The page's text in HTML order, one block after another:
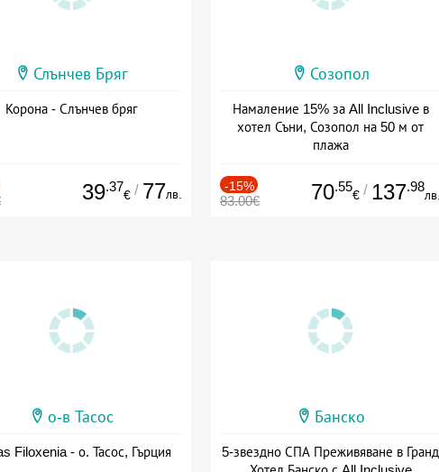
Слънчев Бряг
Корона - Слънчев бряг
39.37
€ / 77лв.
Созопол
Намаление 15% за All Inclusive в
хотел Съни, Созопол на 50 м от
плажа
-15%
83.00€ 70.55
€ / 137.98
лв.
о-в Тасос
Filoxenia - о. Тасос, Гърция
Банско
5-звездно СПА Преживяване в Гранд